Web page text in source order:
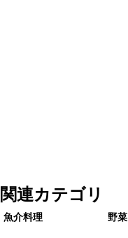
関連カテゴリ
魚介料理 野菜